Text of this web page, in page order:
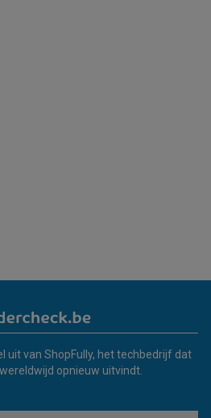
uit van ShopFully, het techbedrijf dat
opnieuw uitvindt.